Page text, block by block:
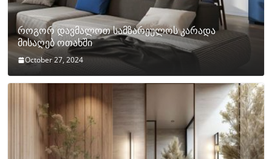
როგორ დავმალოთ სამზარეულოს კარადა
მისაღებ ოთახში
October 27, 2024